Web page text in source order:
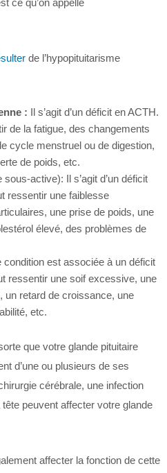
ce qu’on appelle
de l’hypopituitarisme
: Il s’agit d’un déficit en ACTH.
de la fatigue, des changements
cycle menstruel ou de digestion,
de poids, etc.
sous-active): Il s’agit d’un déficit
ressentir une faiblesse
une prise de poids, une
élevé, des problèmes de
condition est associée à un déficit
ressentir une soif excessive, une
un retard de croissance, une
etc.
que votre glande pituitaire
d’une ou plusieurs de ses
cérébrale, une infection
peuvent affecter votre glande
affecter la fonction de cette